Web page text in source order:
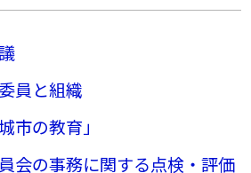
員と組織
市の教育」
会の事務に関する点検・評価